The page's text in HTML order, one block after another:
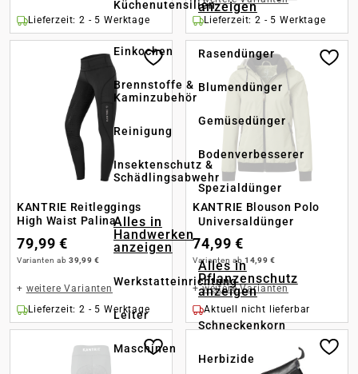
Küchenutensilien
Einkochen
Brennstoffe &
Kaminzubehör
Reinigung
Insektenschutz &
Schädlingsabwehr
Alles in
Handwerken
anzeigen
Werkstatteinrichtung
Leiter
Maschinen
anzeigen
Rasendünger
Blumendünger
Gemüsedünger
Bodenverbesserer
Spezialdünger
Universaldünger
Alles in
Pflanzenschutz
anzeigen
Schneckenkorn
Herbizide
Lieferzeit: 2 - 5 Werktage
Lieferzeit: 2 - 5 Werktage
KANTRIE Reitleggings
High Waist Palina
79,99 €
Varianten ab 39,99 €
+ weitere Varianten
Lieferzeit: 2 - 5 Werktage
KANTRIE Blouson Polo
74,99 €
Varianten ab 14,99 €
+weitere Varianten
Aktuell nicht lieferbar